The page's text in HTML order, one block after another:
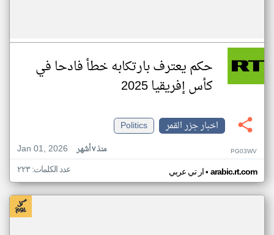
حكم يعترف بارتكابه خطأ فادحا في
كأس إفريقيا 2025
اخبار جزر القمر
Politics
Jan 01, 2026
منذ ٧ أشهر PG03WV
ار تي عربي• arabic.rt.com عدد الكلمات: ٢٢٣